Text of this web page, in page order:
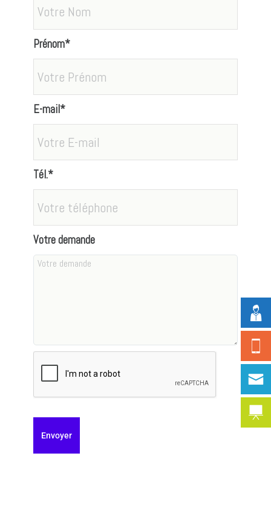
Prénom*
E-mail*
Tél.*
Votre demande